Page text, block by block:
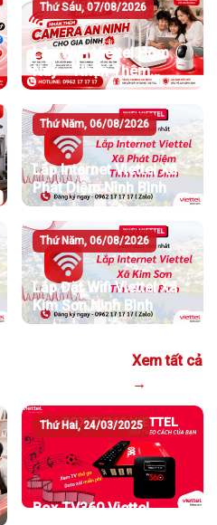
Thứ Sáu, 07/08/2026
Lắp WiFi Viettel Hôm
Nay – Nhận Thêm
Camera An Ninh
Thứ Năm, 06/08/2026
Lắp Internet Viettel Xã
Phát Diệm Ninh Bình
Thứ Năm, 06/08/2026
Lắp Đặt Wifi Viettel Xã
Kim Sơn Ninh Bình
Xem tất cả
→
Thứ Hai, 24/03/2025
Box TV360 Viettel